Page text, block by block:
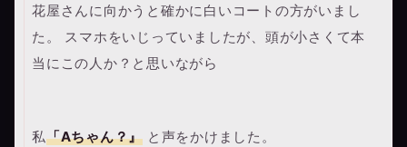
花屋さんに向かうと確かに白いコートの方がいまし
た。 スマホをいじっていましたが、頭が小さくて本
当にこの人か？と思いながら
私「Aちゃん？』 と声をかけました。